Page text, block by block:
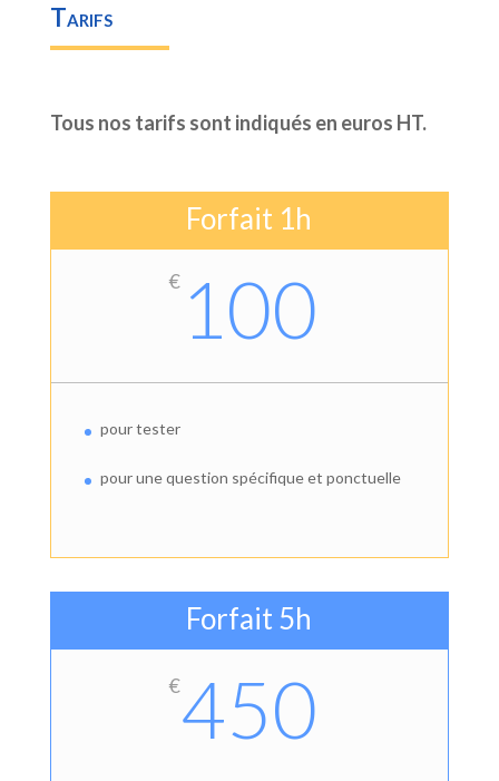
Tarifs
Tous nos tarifs sont indiqués en euros HT.
Forfait 1h
€ 100
pour tester
pour une question spécifique et ponctuelle
Forfait 5h
€450